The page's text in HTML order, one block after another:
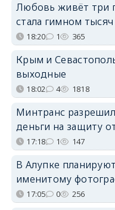
Любовь живёт три
стала гимном
18:20 1 365
Крым и
выходные
18:02 4 1818
Минтранс
деньги на защиту
17:18 1 147
В Алупке
именитому
17:05 0 256